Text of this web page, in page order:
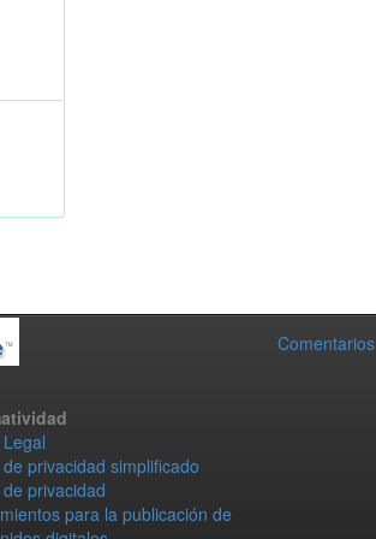
Comentarios
privacidad simplificado
privacidad
para la publicación de